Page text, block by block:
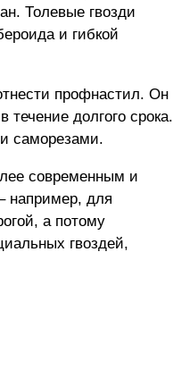
Толевые гвозди
и гибкой
профнастил. Он
долгого срока.
саморезами.
современным и
например, для
а потому
гвоздей,